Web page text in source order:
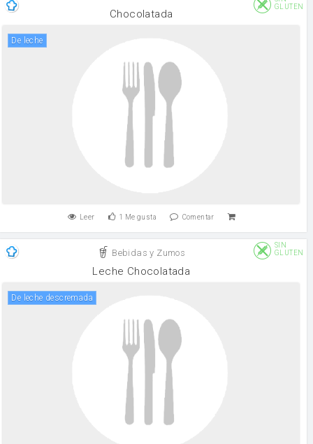
GLUTEN
Chocolatada
de leche
Leer 1 Me gusta Comentar
Bebidas y Zumos
SIN
GLUTEN
Leche Chocolatada
De leche descremada